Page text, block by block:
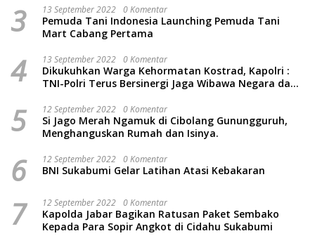
3 13 September 2022 0 Komentar
Pemuda Tani Indonesia Launching Pemuda Tani
Mart Cabang Pertama
4 13 September 2022 0 Komentar
Dikukuhkan Warga Kehormatan Kostrad, Kapolri :
TNI-Polri Terus Bersinergi Jaga Wibawa Negara dan
5 12 September 2022 0 Komentar
Si Jago Merah Ngamuk di Cibolang Gunungguruh,
Menghanguskan Rumah dan Isinya.
6 12 September 2022 0 Komentar
BNI Sukabumi Gelar Latihan Atasi Kebakaran
7 12 September 2022 0 Komentar
Kapolda Jabar Bagikan Ratusan Paket Sembako
Kepada Para Sopir Angkot di Cidahu Sukabumi